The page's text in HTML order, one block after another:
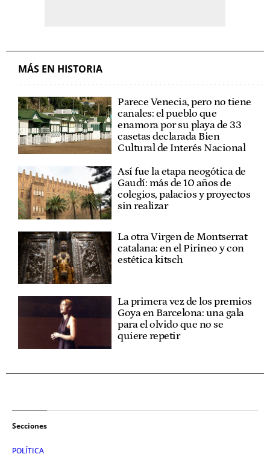
MÁS EN HISTORIA
Parece Venecia, pero no tiene
canales: el pueblo que
enamora por su playa de 33
casetas declarada Bien
Cultural de Interés Nacional
Así fue la etapa neogótica de
Gaudí: más de 10 años de
colegios, palacios y proyectos
sin realizar
La otra Virgen de Montserrat
catalana: en el Pirineo y con
estética kitsch
La primera vez de los premios
Goya en Barcelona: una gala
para el olvido que no se
quiere repetir
Secciones
POLÍTICA